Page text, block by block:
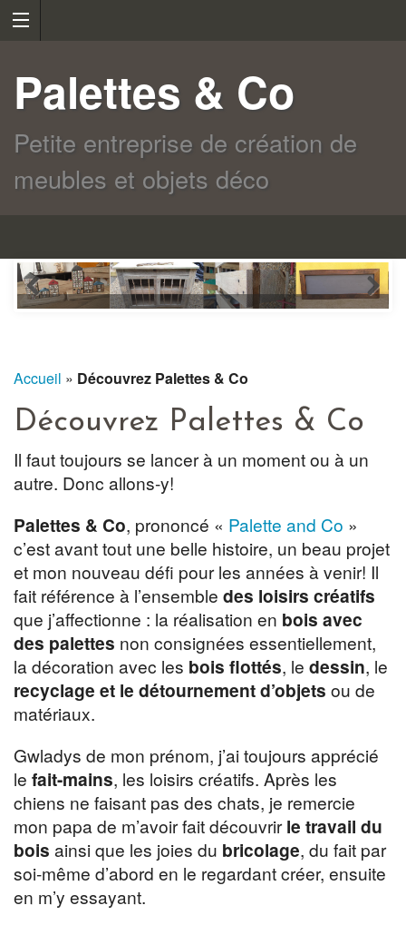
Palettes & Co
Petite entreprise de création de
meubles et objets déco
Accueil » Découvrez Palettes & Co
Découvrez Palettes & Co
Il faut toujours se lancer à un moment ou à un
autre. Donc allons-y!
Palettes & Co, prononcé « Palette and Co »
c’est avant tout une belle histoire, un beau projet
et mon nouveau défi pour les années à venir! Il
fait référence à l’ensemble des loisirs créatifs
que j’affectionne : la réalisation en bois avec
des palettes non consignées essentiellement,
la décoration avec les bois flottés, le dessin, le
recyclage et le détournement d’objets ou de
matériaux.
Gwladys de mon prénom, j’ai toujours apprécié
le fait-mains, les loisirs créatifs. Après les
chiens ne faisant pas des chats, je remercie
mon papa de m’avoir fait découvrirle travail du
bois ainsi que les joies du bricolage, du fait par
soi-même d’abord en le regardant créer, ensuite
en m’y essayant.